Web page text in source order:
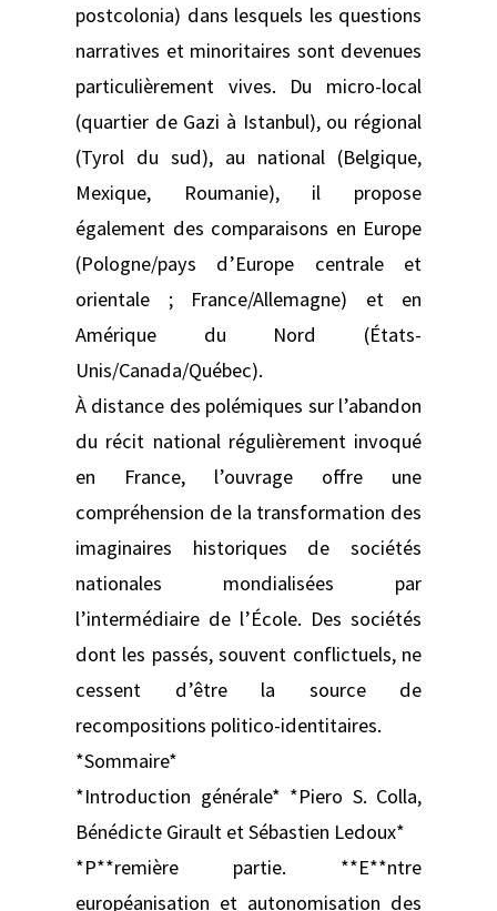
postcolonia) dans lesquels les questions
narratives et minoritaires sont devenues
particulièrement vives. Du micro-local
(quartier de Gazi à Istanbul), ou régional
(Tyrol du sud), au national (Belgique,
Mexique, Roumanie), il propose
également des comparaisons en Europe
(Pologne/pays d’Europe centrale et
orientale ; France/Allemagne) et en
Amérique du Nord (États-
Unis/Canada/Québec).
À distance des polémiques sur l’abandon
du récit national régulièrement invoqué
en France, l’ouvrage offre une
compréhension de la transformation des
imaginaires historiques de sociétés
nationales mondialisées par
l’intermédiaire de l’École. Des sociétés
dont les passés, souvent conflictuels, ne
cessent d’être la source de
recompositions politico-identitaires.
*Sommaire*
*Introduction générale* *Piero S. Colla,
Bénédicte Girault et Sébastien Ledoux*
*P**remière partie. **E**ntre
européanisation et autonomisation des